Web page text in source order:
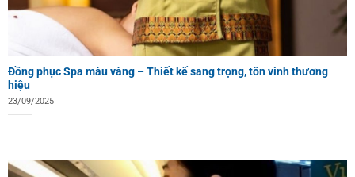
Đồng phục Spa màu vàng – Thiết kế sang trọng, tôn vinh thương
hiệu
23/09/2025